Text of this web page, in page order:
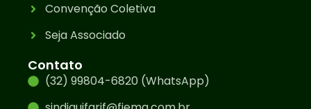
Convenção Coletiva
Seja Associado
Contato
(32) 99804-6820 (WhatsApp)